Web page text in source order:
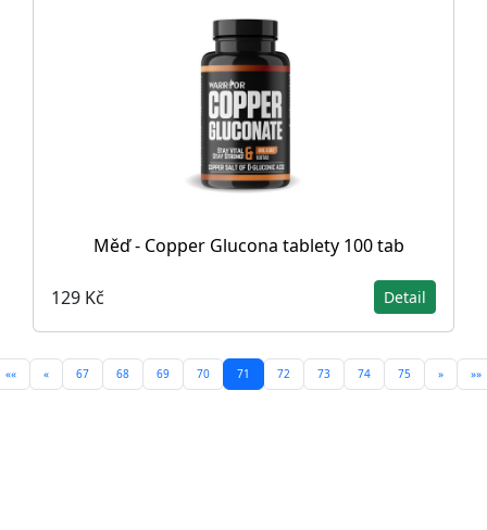
Měď - Copper Glucona tablety 100 tab
129 Kč Detail
«« « 67 68 69 70 71 72 73 74 75 » »»